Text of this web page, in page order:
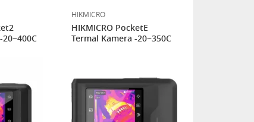
HIKMICRO
HIKMICRO PocketE
Termal Kamera -20~350C